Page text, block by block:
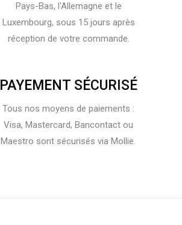
Pays-Bas, l'Allemagne et le
Luxembourg, sous 15 jours après
réception de votre commande.
PAYEMENT SÉCURISÉ
Tous nos moyens de paiements :
Visa, Mastercard, Bancontact ou
Maestro sont sécurisés via Mollie.